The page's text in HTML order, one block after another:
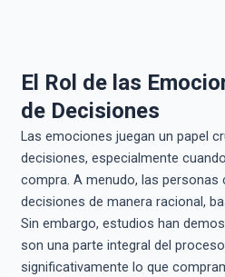
El Rol de las
de Decisiones
Las emociones juegan un papel
decisiones, especialmente
compra. A menudo, las personas
decisiones de manera racional,
Sin embargo, estudios han
son una parte integral del
significativamente lo que